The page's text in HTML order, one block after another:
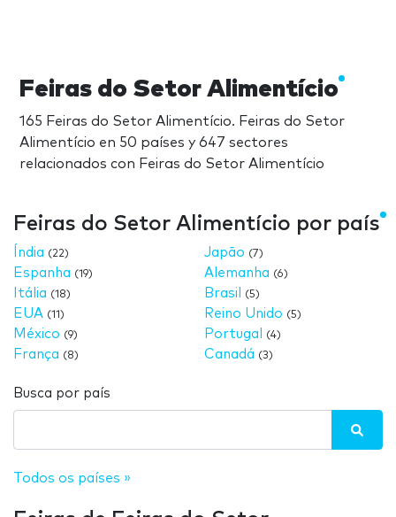
Feiras do Setor Alimentício
165 Feiras do Setor Alimentício. Feiras do Setor
Alimentício en 50 países y 647 sectores
relacionados con Feiras do Setor Alimentício
Feiras do Setor Alimentício por país
Índia (22)
Espanha (19)
Itália (18)
EUA (11)
México (9)
França (8)
Japão (7)
Alemanha (6)
Brasil (5)
Reino Unido (5)
Portugal (4)
Canadá (3)
Busca por país
Todos os países »